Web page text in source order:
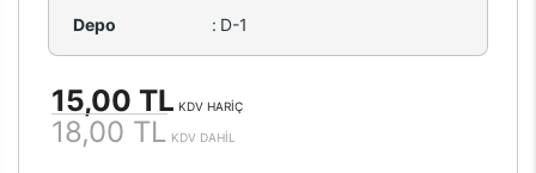
Depo
: D-1
15,00 TL KDV HARİÇ
18,00 TL KDV DAHİL